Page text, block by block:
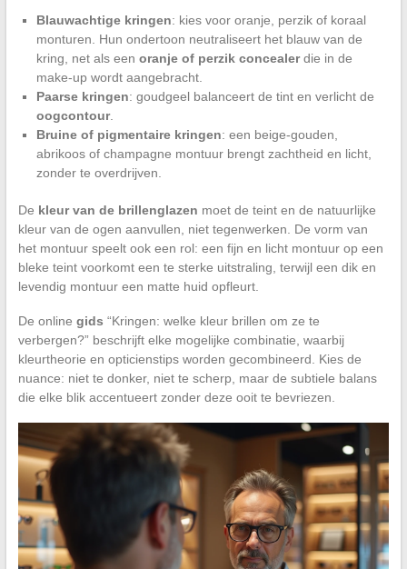
Blauwachtige kringen: kies voor oranje, perzik of koraal
monturen. Hun ondertoon neutraliseert het blauw van de
kring, net als een oranje of perzik concealerdie in de
make-up wordt aangebracht.
Paarse kringen: goudgeel balanceert de tint en verlicht de
oogcontour.
Bruine of pigmentaire kringen: een beige-gouden,
abrikoos of champagne montuur brengt zachtheid en licht,
zonder te overdrijven.
De kleur van de brillenglazen moet de teint en de natuurlijke
kleur van de ogen aanvullen, niet tegenwerken. De vorm van
het montuur speelt ook een rol: een fijn en licht montuur op een
bleke teint voorkomt een te sterke uitstraling, terwijl een dik en
levendig montuur een matte huid opfleurt.
De online gids “Kringen: welke kleur brillen om ze te
verbergen?” beschrijft elke mogelijke combinatie, waarbij
kleurtheorie en opticienstips worden gecombineerd. Kies de
nuance: niet te donker, niet te scherp, maar de subtiele balans
die elke blik accentueert zonder deze ooit te bevriezen.